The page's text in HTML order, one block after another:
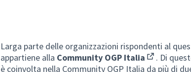
Larga parte delle organizzazioni rispondenti al
appartiene alla Community OGP Italia
(External
. Di
è coinvolta nella Community OGP Italia da più di